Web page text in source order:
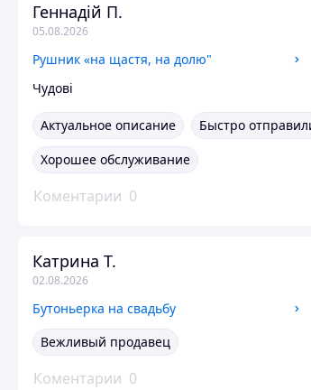
Геннадій П.
05.08.2026
Рушник «на щастя, на долю"
Чудові
Актуальное описание Быстро
Хорошее обслуживание
Коментарии 0
Катрина Т.
02.08.2026
Бутоньерка на свадьбу
Вежливый продавец
Коментарии 0